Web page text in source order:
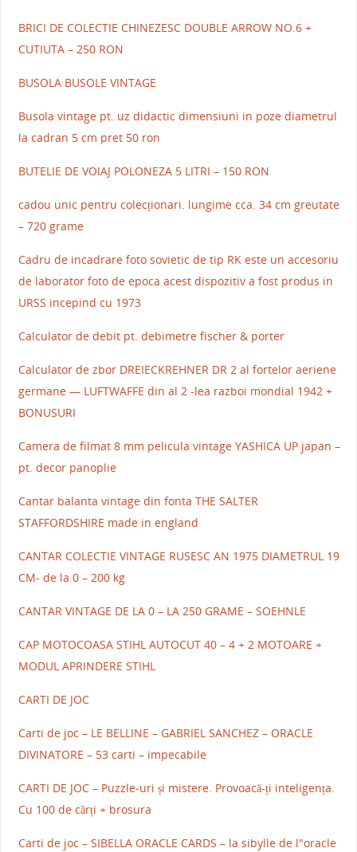
BRICI DE COLECTIE CHINEZESC DOUBLE ARROW NO.6 +
CUTIUTA – 250 RON
BUSOLA BUSOLE VINTAGE
Busola vintage pt. uz didactic dimensiuni in poze diametrul
la cadran 5 cm pret 50 ron
BUTELIE DE VOIAJ POLONEZA 5 LITRI – 150 RON
cadou unic pentru colecționari. lungime cca. 34 cm greutate
– 720 grame
Cadru de incadrare foto sovietic de tip RK este un accesoriu
de laborator foto de epoca acest dispozitiv a fost produs in
URSS incepind cu 1973
Calculator de debit pt. debimetre fischer & porter
Calculator de zbor DREIECKREHNER DR 2 al fortelor aeriene
germane — LUFTWAFFE din al 2 -lea razboi mondial 1942 +
BONUSURI
Camera de filmat 8 mm pelicula vintage YASHICA UP japan –
pt. decor panoplie
Cantar balanta vintage din fonta THE SALTER
STAFFORDSHIRE made in england
CANTAR COLECTIE VINTAGE RUSESC AN 1975 DIAMETRUL 19
CM- de la 0 – 200 kg
CANTAR VINTAGE DE LA 0 – LA 250 GRAME – SOEHNLE
CAP MOTOCOASA STIHL AUTOCUT 40 – 4 + 2 MOTOARE +
MODUL APRINDERE STIHL
CARTI DE JOC
Carti de joc – LE BELLINE – GABRIEL SANCHEZ – ORACLE
DIVINATORE – 53 carti – impecabile
CARTI DE JOC – Puzzle-uri și mistere. Provoacă-ți inteligența.
Cu 100 de cărți + brosura
Carti de joc – SIBELLA ORACLE CARDS – la sibylle de l"oracle